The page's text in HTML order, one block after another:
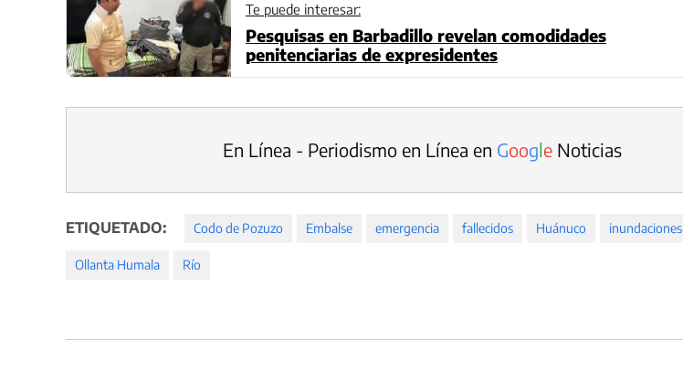
Te puede interesar:
Pesquisas en Barbadillo revelan comodidades
penitenciarias de expresidentes
En Línea - Periodismo en Línea en GoogleNoticias
ETIQUETADO: Codo de Pozuzo Embalse emergencia fallecidos Huánuco inundaciones
Ollanta Humala Río